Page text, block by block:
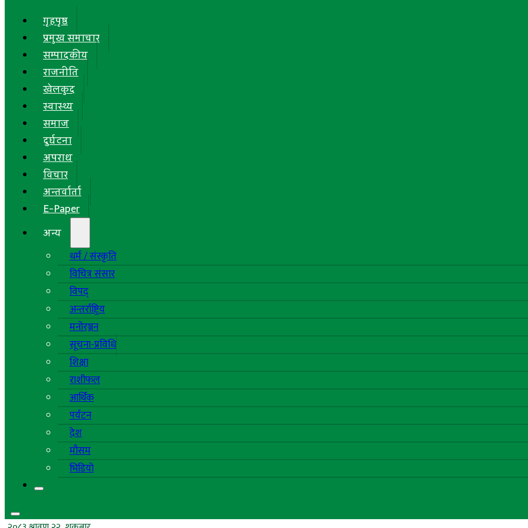
गृहपृष्ठ
प्रमुख समाचार
सम्पादकीय
राजनीति
खेलकुद
स्वास्थ्य
समाज
दुर्घटना
अपराध
विचार
अन्तर्वार्ता
E-Paper
अन्य
धर्म / संस्कृति
विचित्र संसार
विपद्
अन्तर्राष्ट्रिय
मनोरञ्जन
सूचना-प्रविधि
शिक्षा
राशीफल
आर्थिक
पर्यटन
देश
मौसम
भिडियो